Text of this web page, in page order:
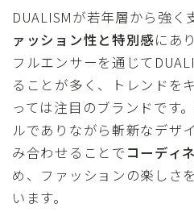
DUALISMが若年層から強く
ァッション性と特別感にあ
フルエンサーを通じて
ることが多く、トレンドを
っては注目のブランドです
ルでありながら斬新なデザ
み合わせることで コーディ
め、ファッションの楽しさ
います。